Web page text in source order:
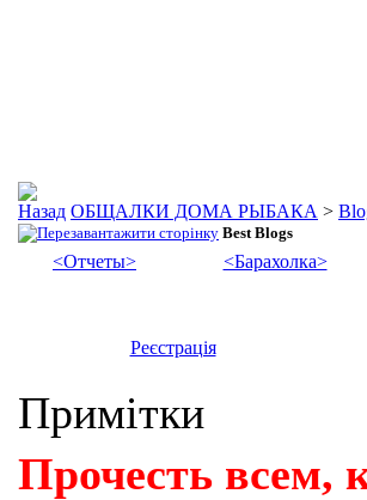
ОБЩАЛКИ ДОМА РЫБАКА >
Best Blogs
<Отчеты> <Барахолка>
Реєстрація
Примітки
Прочесть всем,